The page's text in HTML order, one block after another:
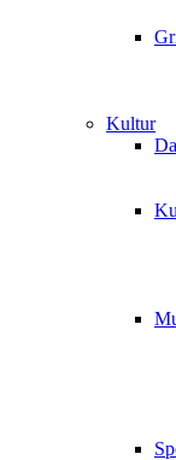
Kultur